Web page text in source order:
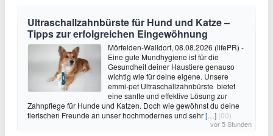
Ultraschallzahnbürste für Hund und Katze –
Tipps zur erfolgreichen Eingewöhnung
Mörfelden-Walldorf, 08.08.2026 (lifePR) -
Eine gute Mundhygiene ist für die
Gesundheit deiner Haustiere genauso
wichtig wie für deine eigene. Unsere
emmi-pet Ultraschallzahnbürste bietet
eine sanfte und effektive Lösung zur
Zahnpflege für Hunde und Katzen. Doch wie gewöhnst du deine
tierischen Freunde an unser hochmodernes und sehr[…] (00)
vor 5 Stunden